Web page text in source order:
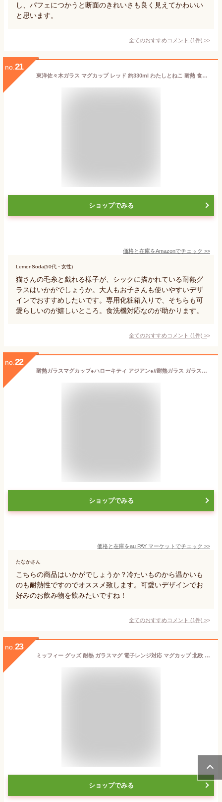
し、パフェにつかうと断面のきれいさも良く見えてかわいい
と思います。
全てのおすすめコメント (1件) >
no. 21
東洋佐々木ガラス マグカップ レッド 約330ml わたしとねこ 耐熱 食洗機対応 日本製 TH-401-J385
ショップでみる
価格と在庫をAmazonでチェック >>
LemonSoda(50代・女性)
猫さんの毛糸と戯れる様子が、シックに描かれている耐熱グ
ラスはいかがでしょうか。大人もお子さんも使いやすいデザ
インでおすすめしたいです。専用化粧箱入りで、そちらも可
愛らしいのが嬉しいところ。食洗機対応なのが助かります。
全てのおすすめコメント (1件) >
no. 22
耐熱ガラスマグカップ●ハローキティ アジアン●//耐熱ガラス ガラスコップ 耐熱コップ 耐熱グラス 耐熱性 ガラス製 温かい 冷たい キャ
ショップでみる
価格と在庫をau PAY マーケット でチェック >>
たなかさん
こちらの商品はいかがでしょうか？冷たいものから温かいも
のも耐熱性ですのでオススメ致します。可愛いデザインでお
好みのお飲み物を飲みたいですね！
全てのおすすめコメント (1件) >
no. 23
ミッフィー グッズ 耐熱 ガラスマグ 電子レンジ対応 マグカップ 北欧 北欧雑貨 コップ 電子レンジ 耐熱ガラス ボリス かわいい miffy boris うさこちゃん ディックブルーナ キッズ 大人 子供 誕生日 プレゼント 実用的 女友達 プチギフト ギフト 祝い 新築祝い
ショップでみる